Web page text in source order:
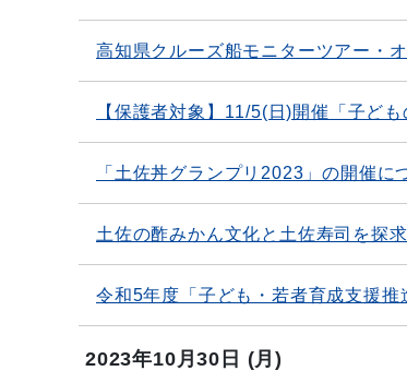
高知県クルーズ船モニターツアー・
【保護者対象】11/5(日)開催「子ど
「土佐丼グランプリ2023」の開催に
土佐の酢みかん文化と土佐寿司を探
令和5年度「子ども・若者育成支援推
2023年10月30日 (月)